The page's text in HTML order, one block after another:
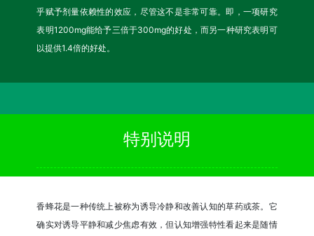
乎赋予剂量依赖性的效应，尽管这不是非常可靠。即，一项研究
表明1200mg能给予三倍于300mg的好处，而另一种研究表明可
以提供1.4倍的好处。
特别说明
香蜂花是一种传统上被称为诱导冷静和改善认知的草药或茶。它
确实对诱导平静和减少焦虑有效，但认知增强特性看起来是随情